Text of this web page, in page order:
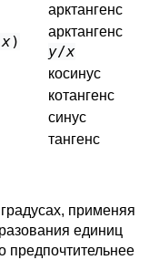
арктангенс
x)
арктангенс
y/x
косинус
котангенс
синус
тангенс
применяя
единиц
предпочтительнее